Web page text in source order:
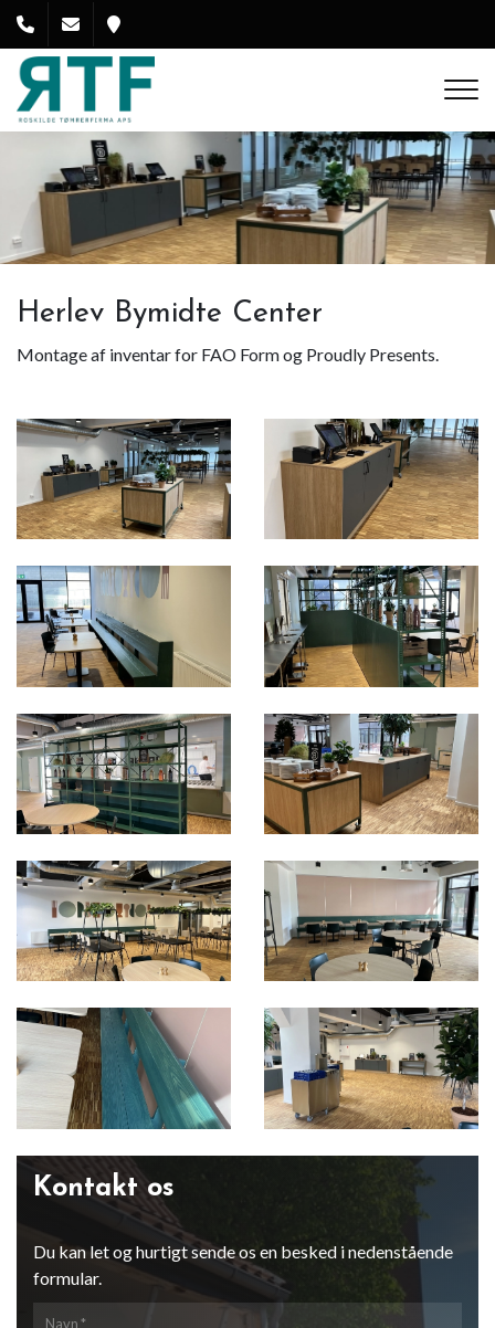
Gå
hovedindhold
Herlev Bymidte Center
Montage af inventar for FAO Form og Proudly Presents.
Kontakt os
Du kan let og hurtigt sende os en besked i nedenstående
formular.